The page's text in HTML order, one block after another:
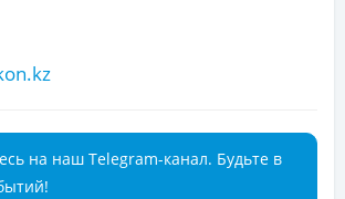
на наш Telegram-канал. Будьте в